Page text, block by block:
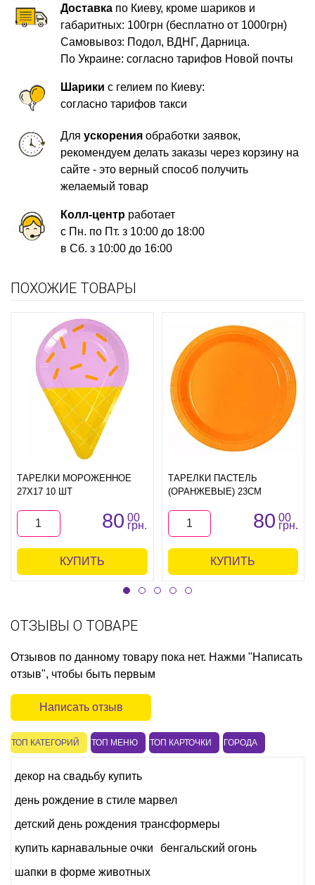
Доставка по Киеву, кроме шариков и
габаритных: 100грн (бесплатно от 1000грн)
Самовывоз: Подол, ВДНГ, Дарница.
По Украине: согласно тарифов Новой почты
Шарики с гелием по Киеву:
согласно тарифов такси
Дляускорения обработки заявок,
рекомендуем делать заказы через корзину на
сайте - это верный способ получить
желаемый товар
Колл-центр работает
с Пн. по Пт. з 10:00 до 18:00
в Сб. з 10:00 до 16:00
ПОХОЖИЕ ТОВАРЫ
ТАРЕЛКИ МОРОЖЕННОЕ
27Х17 10 ШТ
80 00
грн.
КУПИТЬ
ТАРЕЛКИ ПАСТЕЛЬ
(ОРАНЖЕВЫЕ) 23СМ
80 00
грн.
КУПИТЬ
ОТЗЫВЫ О ТОВАРЕ
Отзывов по данному товару пока нет. Нажми "Написать
отзыв", чтобы быть первым
Написать отзыв
ТОП КАТЕГОРИЙ ТОП МЕНЮ ТОП КАРТОЧКИ ГОРОДА
декор на свадьбу купить
день рождение в стиле марвел
детский день рождения трансформеры
купить карнавальные очки
бенгальский огонь
шапки в форме животных